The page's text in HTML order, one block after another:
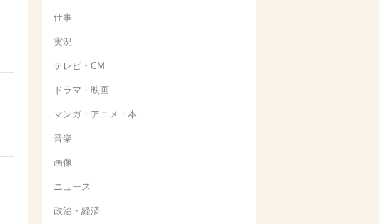
仕事
実況
テレビ・CM
ドラマ・映画
マンガ・アニメ・本
音楽
画像
ニュース
政治・経済